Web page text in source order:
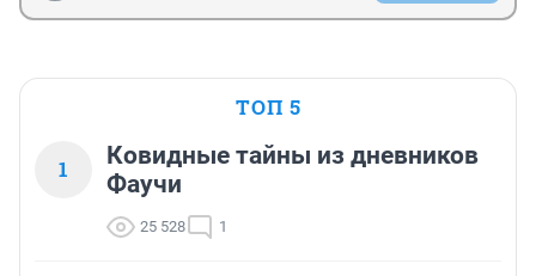
ТОП 5
1
Ковидные тайны из дневников
Фаучи
25 528 1